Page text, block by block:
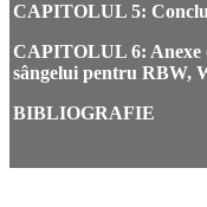
CAPITOLUL 5:
CAPITOLUL 6: Anexe
sângelui pentru RBW,
BIBLIOGRAFIE